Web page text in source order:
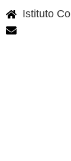
Istituto